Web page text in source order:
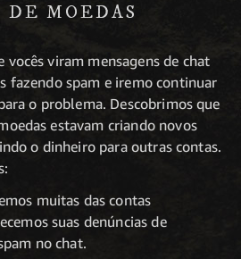
MOEDAS
vocês viram mensagens de chat
fazendo spam e iremo continuar
o problema. Descobrimos que
estavam criando novos
o dinheiro para outras contas.
muitas das contas
suas denúncias de
no chat.